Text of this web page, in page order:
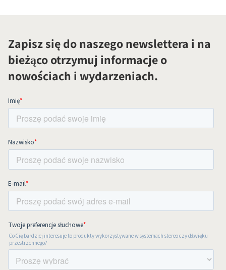
Zapisz się do naszego newslettera i na
bieżąco otrzymuj informacje o
nowościach i wydarzeniach.